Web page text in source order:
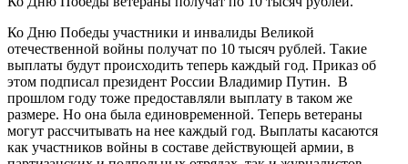
Ко Дню Победы участники и инвалиды Великой
отечественной войны получат по 10 тысяч рублей. Такие
выплаты будут происходить теперь каждый год. Приказ об
этом подписал президент России Владимир Путин. В
прошлом году тоже предоставляли выплату в таком же
размере. Но она была единовременной. Теперь ветераны
могут рассчитывать на нее каждый год. Выплаты касаются
как участников войны в составе действующей армии, в